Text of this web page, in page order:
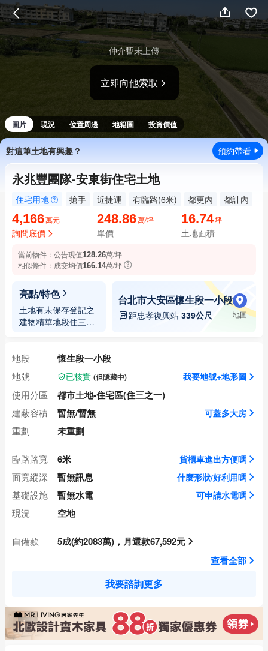
仲介暫未上傳
立即向他索取
圖片 現況 位置周邊 地籍圖 投資價值
對這筆土地有興趣？ 預約帶看
永兆豐團隊-安東街住宅土地
住宅用地 搶手 近捷運 有臨路(6米) 都更內 都計內
4,166萬元
詢問底價
248.86萬/坪
單價
16.74坪
土地面積
當前物件： 公告現值128.26萬/坪
相似條件： 成交均價166.14萬/坪
亮點/特色
土地有未保存登記之
建物精華地段住三之
台北市大安區懷生段一小段
距忠孝復興站339公尺 地圖
地段 懷生段一小段
地號 已核實 (但隱藏中) 我要地號+地形圖
使用分區 都市土地-住宅區(住三之一)
建蔽容積 暫無/暫無 可蓋多大房
重劃 未重劃
臨路路寬 6米 貨櫃車進出方便嗎
面寬縱深 暫無訊息 什麼形狀/好利用嗎
基礎設施 暫無水電 可申請水電嗎
現況 空地
自備款
5成(約2083萬)，月還款67,592元
查看全部
我要諮詢更多